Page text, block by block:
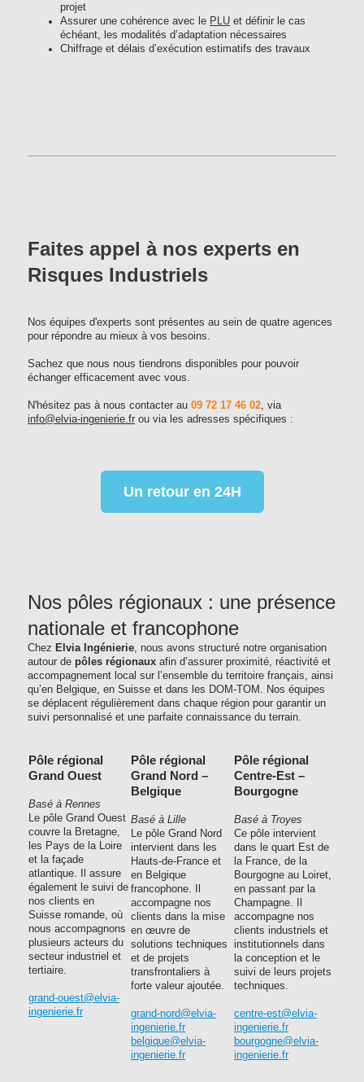
projet
Assurer une cohérence avec le PLU et définir le cas
échéant, les modalités d’adaptation nécessaires
Chiffrage et délais d’exécution estimatifs des travaux
Faites appel à nos experts en
Risques Industriels
Nos équipes d'experts sont présentes au sein de quatre agences
pour répondre au mieux à vos besoins.
Sachez que nous nous tiendrons disponibles pour pouvoir
échanger efficacement avec vous.
N'hésitez pas à nous contacter au 09 72 17 46 02, via
info@elvia-ingenierie.fr ou via les adresses spécifiques :
Un retour en 24H
Nos pôles régionaux : une présence
nationale et francophone
Chez Elvia Ingénierie, nous avons structuré notre organisation
autour de pôles régionaux afin d’assurer proximité, réactivité et
accompagnement local sur l’ensemble du territoire français, ainsi
qu’en Belgique, en Suisse et dans les DOM-TOM. Nos équipes
se déplacent régulièrement dans chaque région pour garantir un
suivi personnalisé et une parfaite connaissance du terrain.
Pôle régional
Grand Ouest
Basé à Rennes
Le pôle Grand Ouest
couvre la Bretagne,
les Pays de la Loire
et la façade
atlantique. Il assure
également le suivi de
nos clients en
Suisse romande, où
nous accompagnons
plusieurs acteurs du
secteur industriel et
tertiaire.
grand-ouest@elvia-
ingenierie.fr
Pôle régional
Grand Nord –
Belgique
Basé à Lille
Le pôle Grand Nord
intervient dans les
Hauts-de-France et
en Belgique
francophone. Il
accompagne nos
clients dans la mise
en œuvre de
solutions techniques
et de projets
transfrontaliers à
forte valeur ajoutée.
grand-nord@elvia-
ingenierie.fr
belgique@elvia-
ingenierie.fr
Pôle régional
Centre-Est –
Bourgogne
Basé à Troyes
Ce pôle intervient
dans le quart Est de
la France, de la
Bourgogne au Loiret,
en passant par la
Champagne. Il
accompagne nos
clients industriels et
institutionnels dans
la conception et le
suivi de leurs projets
techniques.
centre-est@elvia-
ingenierie.fr
bourgogne@elvia-
ingenierie.fr